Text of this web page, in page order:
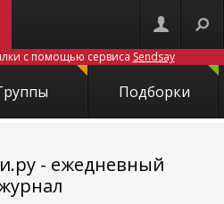
с помощью сервиса Sendsay
Подборки
- ежедневный